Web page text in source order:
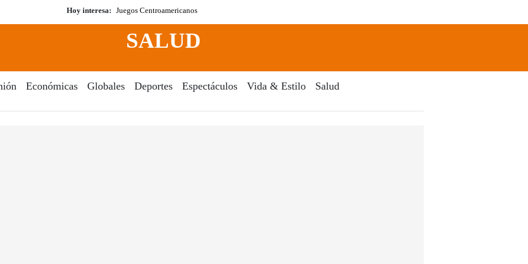
Hoy interesa: Juegos Centroamericanos
Search
SALUD
Económicas Globales Deportes Espectáculos Vida & Estilo Salud